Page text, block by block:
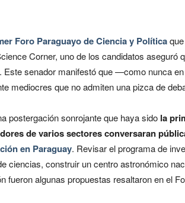
Foro Paraguayo de Ciencia y Política
Corner, uno de los candidatos aseguró
Este senador manifestó que —como nunca
mediocres que no admiten una pizca de
postergación sonrojante que haya sido la
de varios sectores conversaran
en Paraguay. Revisar el programa de
ciencias, construir un centro astronómico
fueron algunas propuestas resaltaron en el